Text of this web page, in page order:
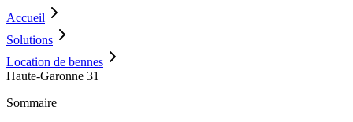
Accueil
Solutions
Location de bennes
Haute-Garonne 31
Sommaire